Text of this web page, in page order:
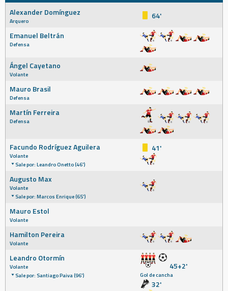
Alexander Domínguez
Arquero
64'
Emanuel Beltrán
Defensa
Ángel Cayetano
Volante
Mauro Brasil
Defensa
Martín Ferreira
Defensa
Facundo Rodríguez Aguilera
Volante
Sale por: Leandro Onetto (46')
41'
Augusto Max
Volante
Sale por: Marcos Enrique (65')
Mauro Estol
Volante
Hamilton Pereira
Volante
Leandro Otormín
Volante
Sale por: Santiago Paiva (96')
45+2'
Gol de cancha
32'